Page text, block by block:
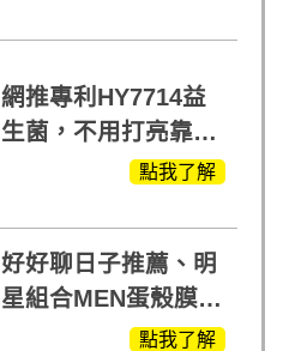
網推專利HY7714益
生菌，不用打亮靠養
點我了解
好好聊日子推薦、明
星組合MEN蛋殼膜
(蛋白聚醣)+UCII，超
點我了解